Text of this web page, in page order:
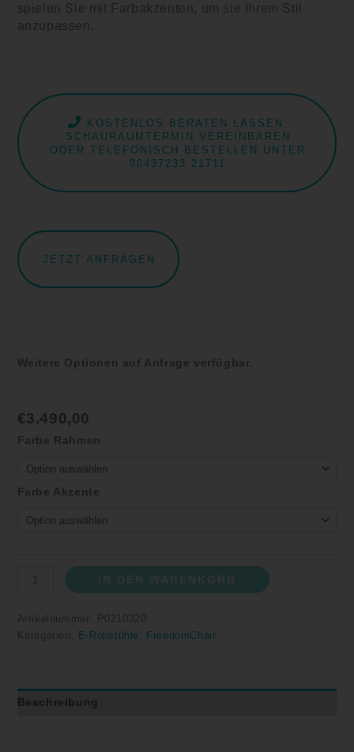
spielen Sie mit Farbakzenten, um sie Ihrem Stil
anzupassen.
KOSTENLOS BERATEN LASSEN,
SCHAURAUMTERMIN VEREINBAREN
ODER TELEFONISCH BESTELLEN UNTER
00437233 21711
JETZT ANFRAGEN
Weitere Optionen auf Anfrage verfügbar.
€3.490,00
Farbe Rahmen
Farbe Akzente
IN DEN WARENKORB
Artikelnummer:
P0210320
Kategorien:
E-Rollstühle FreedomChair
Beschreibung